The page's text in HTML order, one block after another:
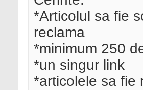
*Articolul sa fie
reclama
*minimum 250
*un singur link
*articolele sa fie